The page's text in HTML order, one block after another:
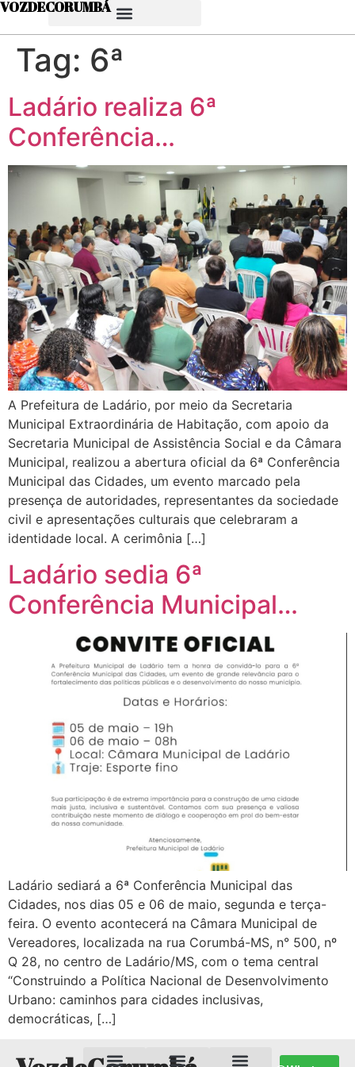
VOZDECORUMBÁ
Tag: 6ª
Ladário realiza 6ª
Conferência…
A Prefeitura de Ladário, por meio da Secretaria
Municipal Extraordinária de Habitação, com apoio da
Secretaria Municipal de Assistência Social e da Câmara
Municipal, realizou a abertura oficial da 6ª Conferência
Municipal das Cidades, um evento marcado pela
presença de autoridades, representantes da sociedade
civil e apresentações culturais que celebraram a
identidade local. A cerimônia […]
Ladário sedia 6ª
Conferência Municipal…
Ladário sediará a 6ª Conferência Municipal das
Cidades, nos dias 05 e 06 de maio, segunda e terça-
feira. O evento acontecerá na Câmara Municipal de
Vereadores, localizada na rua Corumbá-MS, n° 500, nº
Q 28, no centro de Ladário/MS, com o tema central
“Construindo a Política Nacional de Desenvolvimento
Urbano: caminhos para cidades inclusivas,
democráticas, […]